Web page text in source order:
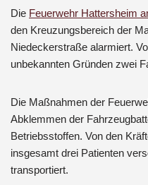
Die Feuerwehr Hattersheim
den Kreuzungsbereich der
Niedeckerstraße alarmiert.
unbekannten Gründen zwei
Die Maßnahmen der
Abklemmen der
Betriebsstoffen. Von den
insgesamt drei Patienten
transportiert.